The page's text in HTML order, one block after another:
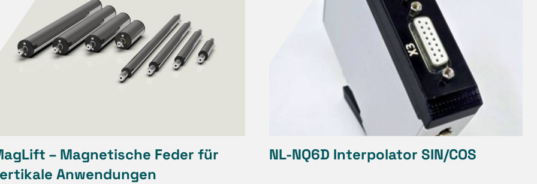
– Magnetische Feder für
Anwendungen
NL-NQ6D Interpolator SIN/COS